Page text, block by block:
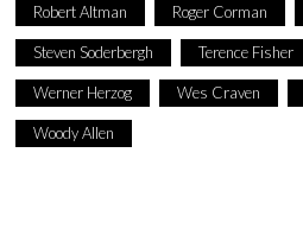
Robert Altman Roger Corman
Steven Soderbergh Terence Fisher
Werner Herzog Wes Craven
Woody Allen